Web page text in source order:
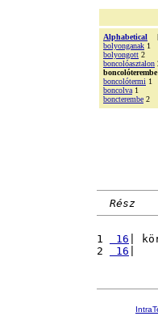
Alphabetical
bolyonganak 1
bolyongott 2
boncolóasztalon
boncolótermi 1
boncolva 1
boncterembe 2
Rész
1 16 |
2
16